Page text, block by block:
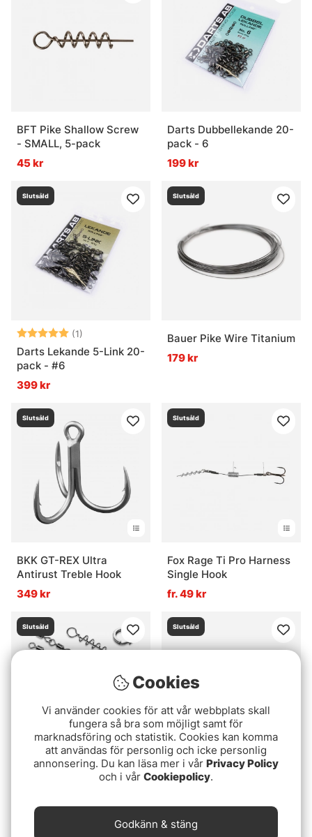
BFT Pike Shallow Screw
- SMALL, 5-pack
45 kr
Darts Dubbellekande 20-
pack - 6
199 kr
Slutsåld
Betyg: (1)
5.0 utav 5 stjärnor
Darts Lekande 5-Link 20-
pack - #6
399 kr
Slutsåld
Bauer Pike Wire Titanium
179 kr
Slutsåld
BKK GT-REX Ultra
Antirust Treble Hook
349 kr
Slutsåld
Fox Rage Ti Pro Harness
Single Hook
fr. 49 kr
Slutsåld
Bygg Din Egen
Gäddstinger Large
Slutsåld
BFT Shallow Stinger, SS
50lb Single 1/0 - 1pcs
Slutsåld
Cookies
Vi använder cookies för att vår webbplats skall
fungera så bra som möjligt samt för
marknadsföring och statistik. Cookies kan komma
att användas för personlig och icke personlig
annonsering. Du kan läsa mer i vår Privacy Policy
och i vår Cookiepolicy.
Godkänn & stäng